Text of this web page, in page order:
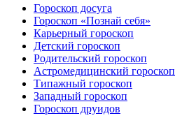
Гороскоп досуга
Гороскоп «Познай себя»
Карьерный гороскоп
Детский гороскоп
Родительский гороскоп
Астромедицинский гороскоп
Типажный гороскоп
Западный гороскоп
Гороскоп друидов